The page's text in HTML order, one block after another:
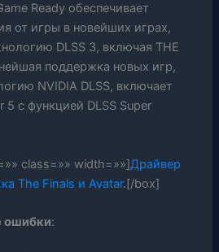
Ready обеспечивает
от игры в новейших играх,
DLSS 3, включая THE
поддержка новых игр,
NVIDIA DLSS, включает
5 с функцией DLSS Super
class=»» width=»»]Драйвер
The Finals и Avatar.[/box]
ошибки: